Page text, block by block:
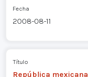
Fecha
2008-08-11
Título
República